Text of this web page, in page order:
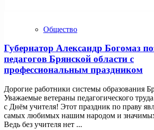
Общество
Губернатор Александр Богомаз
педагогов Брянской области с
профессиональным праздником
Дорогие работники системы образования
Уважаемые ветераны педагогического
с Днём учителя! Этот праздник по праву
самых любимых нашим народом и
Ведь без учителя нет ...